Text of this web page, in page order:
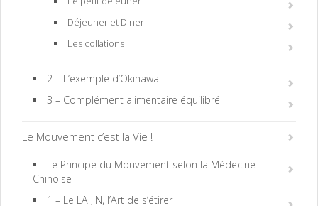
Déjeuner et Diner
Les collations
2 – L’exemple d’Okinawa
3 – Complément alimentaire équilibré
Le Mouvement c’est la Vie !
Le Principe du Mouvement selon la Médecine
Chinoise
1 – Le LA JIN, l’Art de s’étirer